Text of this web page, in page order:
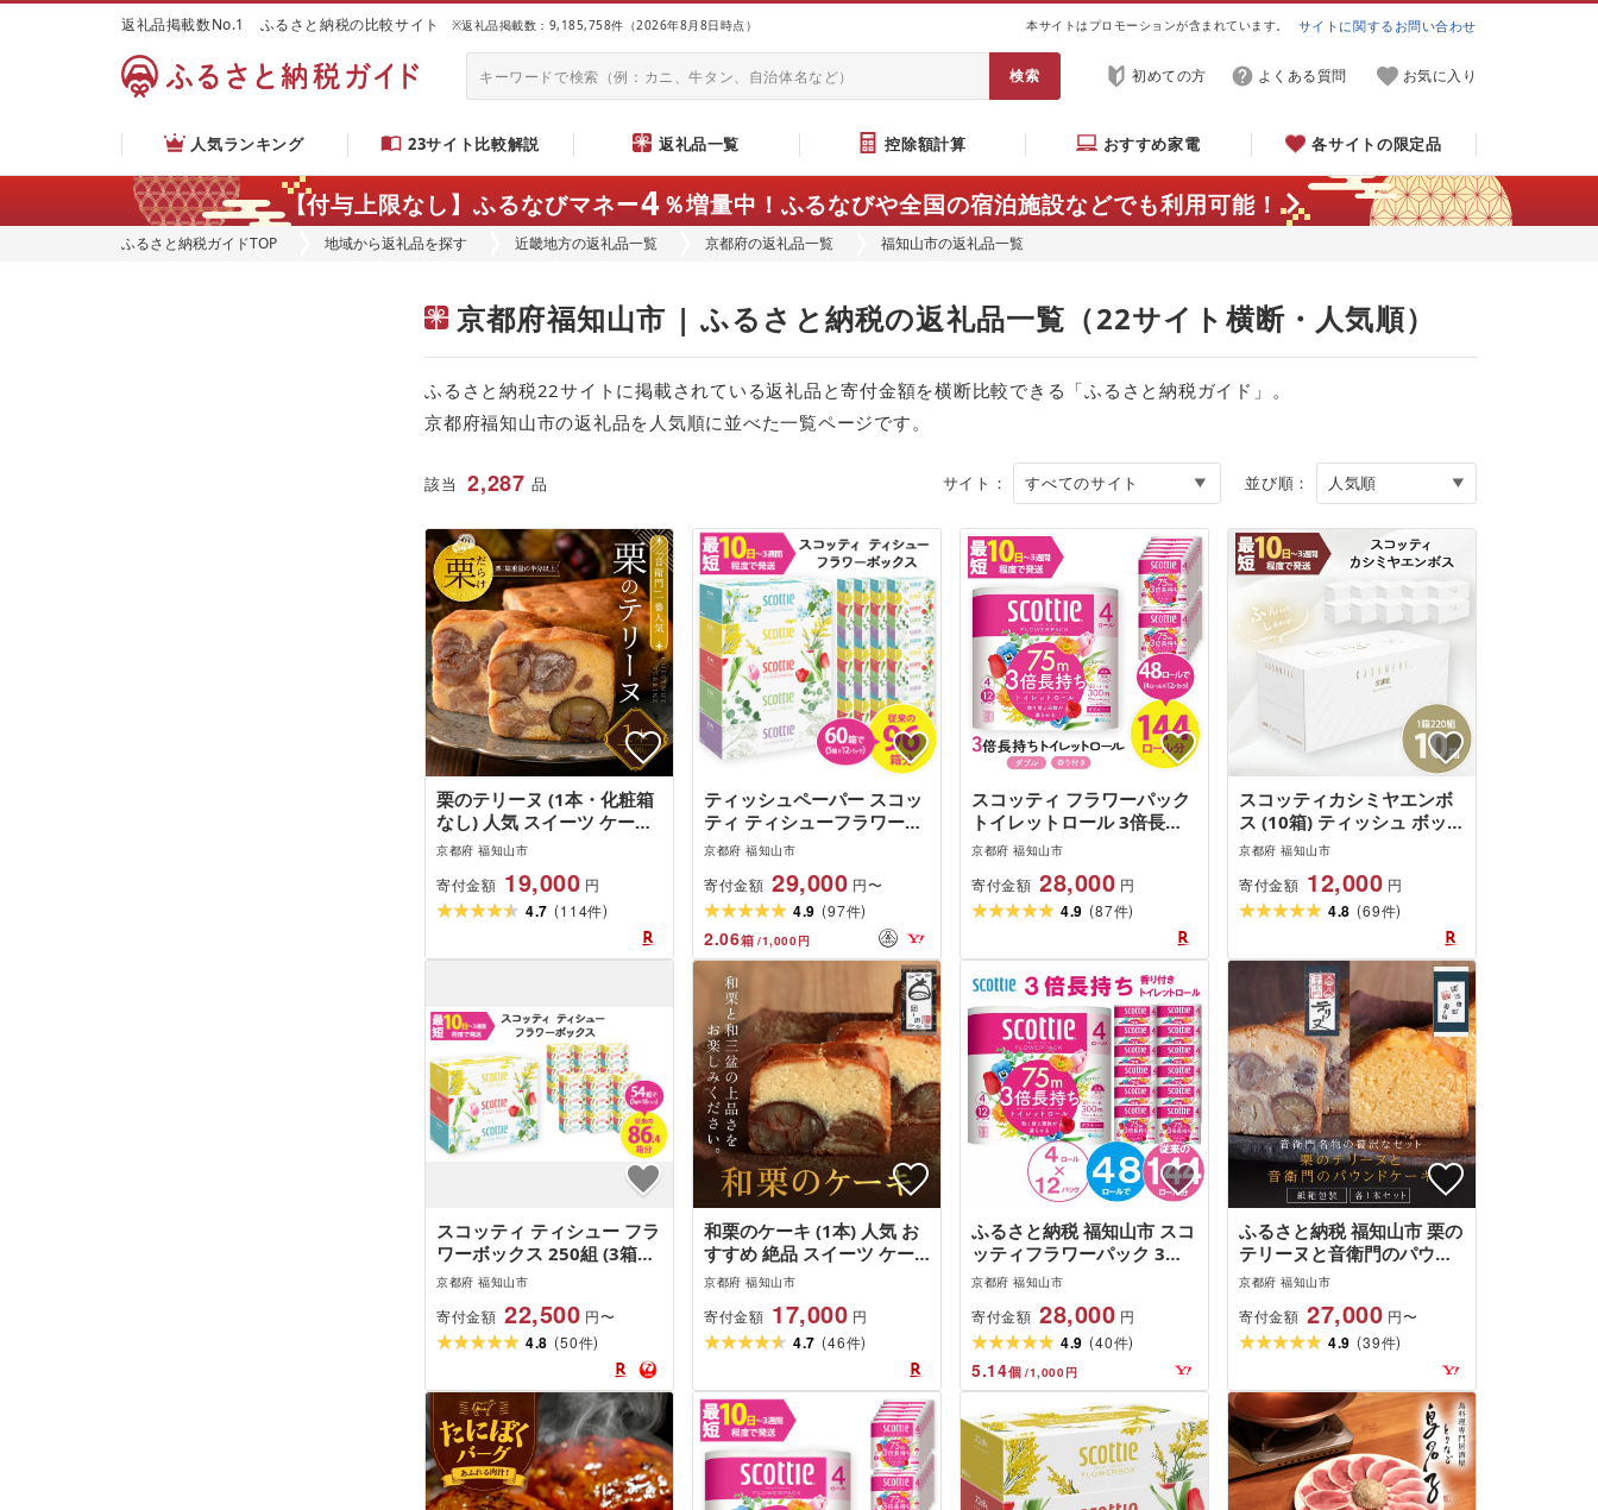
返礼品掲載数No.1 ふるさと納税の比較サイト ※返礼品掲載数：9,185,758件（2026年8月8日時点） 本サイトはプロモーションが含まれています。 サイトに関するお問い合わせ
初めての方 よくある質問 お気に入り
人気ランキング 23サイト比較解説 返礼品一覧 控除額計算 おすすめ家電 各サイトの限定品
【付与上限なし】ふるなびマネー4％増量中！ ふるなびや全国の宿泊施設などでも利用可能！
ふるさと納税ガイドTOP 地域から返礼品を探す 近畿地方の返礼品一覧 京都府の返礼品一覧 福知山市の返礼品一覧
京都府福知山市 | ふるさと納税の返礼品一覧（22サイト横断・人気順）
ふるさと納税22サイトに掲載されている返礼品と寄付金額を横断比較できる「ふるさと納税ガイド」。
京都府福知山市の返礼品を人気順に並べた一覧ページです。
該当 2,287 品 サイト： 並び順：
栗のテリーヌ (1本・化粧箱
なし) 人気 スイーツ ケーキ
パウンドケーキ テリーヌ 栗
お祝い ギフト 手土産 お取
り寄せ 来客用 ご褒美 絶品
[足立音衛門]
京都府 福知山市
寄付金額 19,000 円
4.7 (114件)
ティッシュペーパー スコッ
ティ ティシューフラワーボ
ックス 250組 × 60箱 ティッ
京都府 福知山市
寄付金額 29,000 円〜
4.9 (97件)
2.06箱 /1,000円
スコッティ フラワーパック
トイレットロール 3倍長持
ち (4ロール (ダブル)×12パ
ットペーパー 3倍 長持ち 省
スペース まとめ買い ティッ
シュ[fc-AS001][日本製紙ク
レシア株式会社]
京都府 福知山市
寄付金額 28,000 円
4.9 (87件)
スコッティカシミヤエンボ
ス (10箱) ティッシュ ボック
スティッシュ スコッティ カ
プレミアム ティシュー 大容
量 長持ち 日用品 保湿 人気
日本製 [fc-AS003][日本製紙
クレシア株式会社]
京都府 福知山市
寄付金額 12,000 円
4.8 (69件)
スコッティ ティシュー フラ
ワーボックス 250組 (3箱
×18パック・計54箱) ふるさ
ティッシュ 家庭用 防災 常
備品 ストック [fc-AS002-B]
[日本製紙クレシア株式会社]
京都府 福知山市
寄付金額 22,500 円〜
4.8 (50件)
和栗のケーキ (1本) 人気 お
すすめ 絶品 スイーツ ケー
キ パウンドケーキ 栗 くり
い ギフト お取り寄せ ご褒
美 [fc-ZX005][足立音衛門]
京都府 福知山市
寄付金額 17,000 円
4.7 (46件)
ふるさと納税 福知山市 スコ
ッティフラワーパック 3倍
巻き トイレットペーパー ダ
用品
京都府 福知山市
寄付金額 28,000 円
4.9 (40件)
5.14個 /1,000円
ふるさと納税 福知山市 栗の
テリーヌと音衛門のパウン
ドケーキ 各1本セット
京都府 福知山市
寄付金額 27,000 円〜
4.9 (39件)